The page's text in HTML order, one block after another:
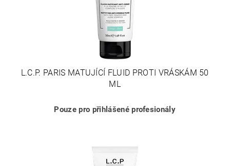
L.C.P. PARIS MATUJÍCÍ FLUID PROTI VRÁSKÁM 50
ML
Pouze pro přihlášené profesionály